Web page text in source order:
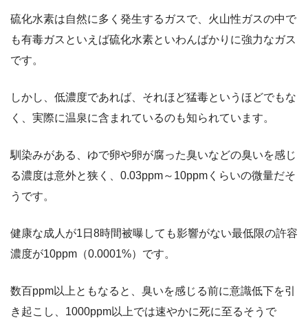
硫化水素は自然に多く発生するガスで、火山性ガスの中で
も有毒ガスといえば硫化水素といわんばかりに強力なガス
です。
しかし、低濃度であれば、それほど猛毒というほどでもな
く、実際に温泉に含まれているのも知られています。
馴染みがある、ゆで卵や卵が腐った臭いなどの臭いを感じ
る濃度は意外と狭く、0.03ppm～10ppmくらいの微量だそ
うです。
健康な成人が1日8時間被曝しても影響がない最低限の許容
濃度が10ppm（0.0001%）です。
数百ppm以上ともなると、臭いを感じる前に意識低下を引
き起こし、1000ppm以上では速やかに死に至るそうで